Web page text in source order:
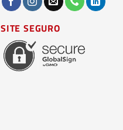
SITE SEGURO